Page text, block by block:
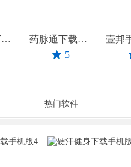
硬汗健身下载手机版
药脉通下载安卓
5
热门软件